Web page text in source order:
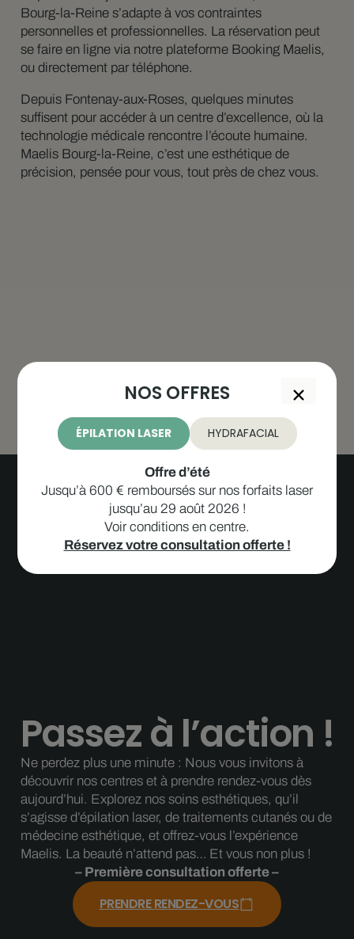
Bourg-la-Reine s’adapte à vos contraintes
personnelles et professionnelles. La réservation peut
se faire en ligne via notre plateforme Booking Maelis,
ou directement par téléphone.
Depuis Fontenay-aux-Roses, quelques minutes
suffisent pour accéder à un centre d’excellence, où la
technologie médicale rencontre l’écoute humaine.
Maelis Bourg-la-Reine, c’est une esthétique de
précision, pensée pour vous, tout près de chez vous.
Passez à l’action !
Ne perdez plus une minute : Nous vous invitons à
découvrir nos centres et à prendre rendez-vous dès
aujourd’hui. Explorez nos soins esthétiques, qu’il
s’agisse d’épilation laser, de traitements cutanés ou de
médecine esthétique, et offrez-vous l’expérience
Maelis. La beauté n’attend pas… Et vous non plus !
– Première consultation offerte –
PRENDRE RENDEZ-VOUS
NOS OFFRES
ÉPILATION LASER HYDRAFACIAL
Offre d’été
Jusqu’à 600 € remboursés sur nos forfaits laser
jusqu’au 29 août 2026 !
Voir conditions en centre.
Réservez votre consultation offerte !